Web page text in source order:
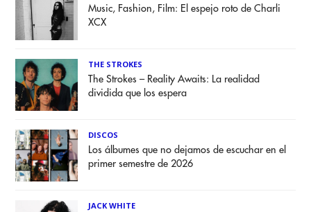
Music, Fashion, Film: El espejo roto de Charli
XCX
THE STROKES
The Strokes – Reality Awaits: La realidad
dividida que los espera
DISCOS
Los álbumes que no dejamos de escuchar en el
primer semestre de 2026
JACK WHITE